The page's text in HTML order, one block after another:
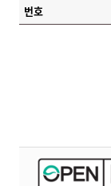
번호